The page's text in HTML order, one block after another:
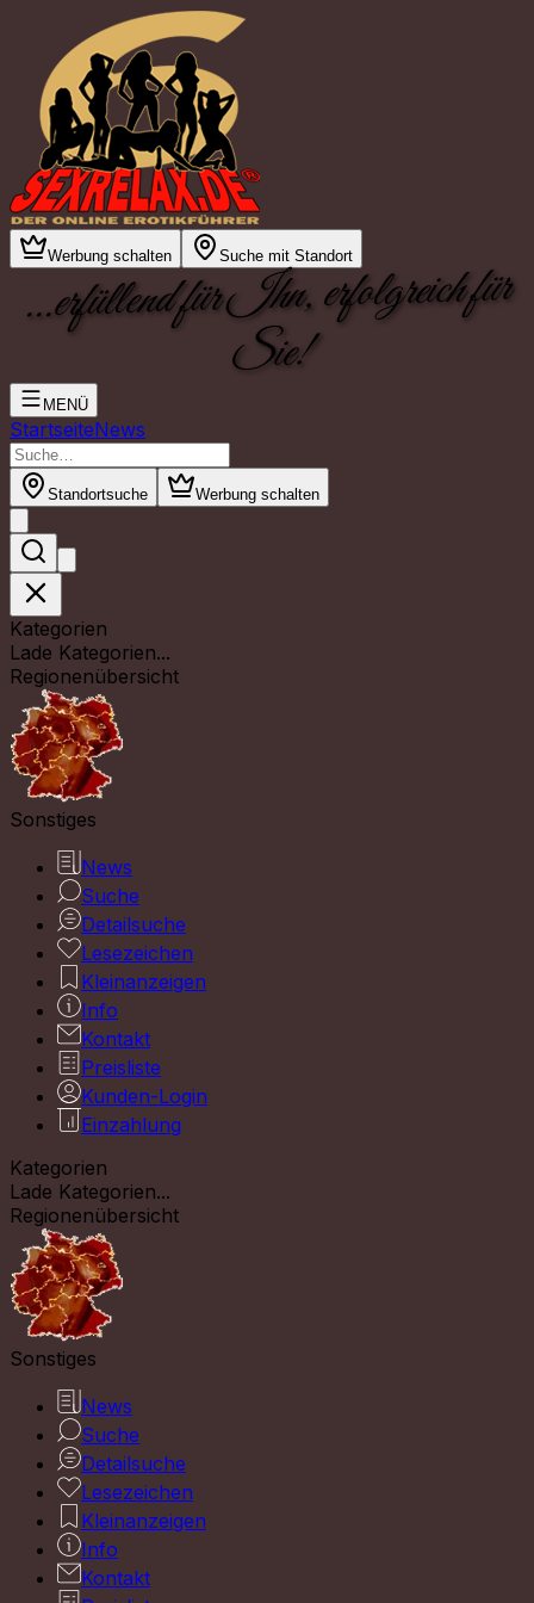
Werbung schalten Suche mit Standort
...erfüllend für Ihn, erfolgreich für
Sie!
MENÜ
StartseiteNews
Standortsuche Werbung schalten
Kategorien
Lade Kategorien...
Regionenübersicht
Sonstiges
News
Suche
Detailsuche
Lesezeichen
Kleinanzeigen
Info
Kontakt
Preisliste
Kunden-Login
Einzahlung
Kategorien
Lade Kategorien...
Regionenübersicht
Sonstiges
News
Suche
Detailsuche
Lesezeichen
Kleinanzeigen
Info
Kontakt